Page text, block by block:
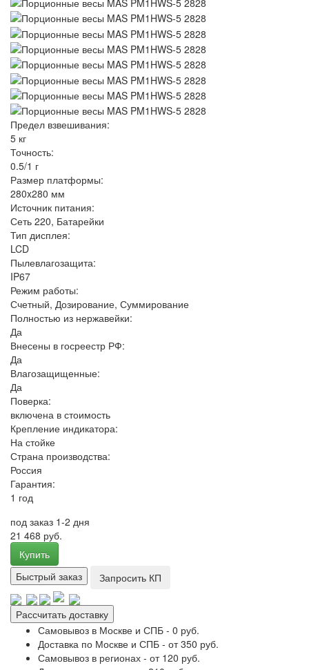
Предел взвешивания:
5 кг
Точность:
0.5/1 г
Размер платформы:
280x280 мм
Источник питания:
Сеть 220, Батарейки
Тип дисплея:
LCD
Пылевлагозащита:
IP67
Режим работы:
Счетный, Дозирование, Суммирование
Полностью из нержавейки:
Да
Внесены в госреестр РФ:
Да
Влагозащищенные:
Да
Поверка:
включена в стоимость
Крепление индикатора:
На стойке
Страна производства:
Россия
Гарантия:
1 год
под заказ 1-2 дня
21 468 руб.
Купить
Быстрый заказ
Запросить КП
Рассчитать доставку
Самовывоз в Москве и СПБ - 0 руб.
Доставка по Москве и СПБ - от 350 руб.
Самовывоз в регионах - от 120 руб.